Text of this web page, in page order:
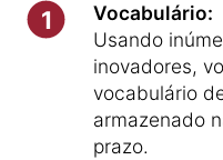
1
Vocabulário:
Usando
inovadores,
vocabulário
armazenado
prazo.